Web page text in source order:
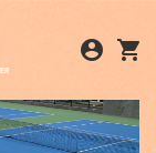
account_circle shopping_cart